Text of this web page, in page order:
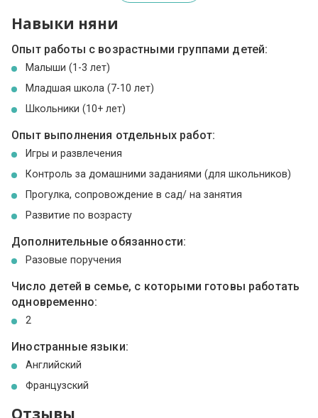
Навыки няни
Опыт работы с возрастными группами детей:
Малыши (1-3 лет)
Младшая школа (7-10 лет)
Школьники (10+ лет)
Опыт выполнения отдельных работ:
Игры и развлечения
Контроль за домашними заданиями (для школьников)
Прогулка, сопровождение в сад/ на занятия
Развитие по возрасту
Дополнительные обязанности:
Разовые поручения
Число детей в семье, с которыми готовы работать
одновременно:
2
Иностранные языки:
Английский
Французский
Отзывы